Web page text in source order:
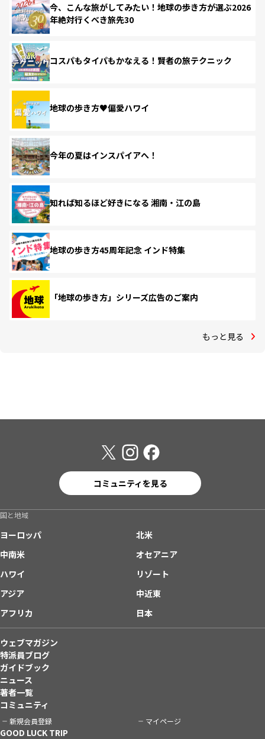
今、こんな旅がしてみたい！地球の歩き方が選ぶ2026
年絶対行くべき旅先30
コスパもタイパもかなえる！賢者の旅テクニック
地球の歩き方♥偏愛ハワイ
今年の夏はインスパイアへ！
知れば知るほど好きになる 湘南・江の島
地球の歩き方45周年記念 インド特集
「地球の歩き方」シリーズ広告のご案内
もっと見る
コミュニティを見る
国と地域
ヨーロッパ
北米
中南米
オセアニア
ハワイ
リゾート
アジア
中近東
アフリカ
日本
ウェブマガジン
特派員ブログ
ガイドブック
ニュース
著者一覧
コミュニティ
新規会員登録 マイページ
GOOD LUCK TRIP